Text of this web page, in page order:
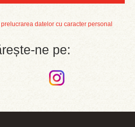
datelor cu caracter personal
ne pe: